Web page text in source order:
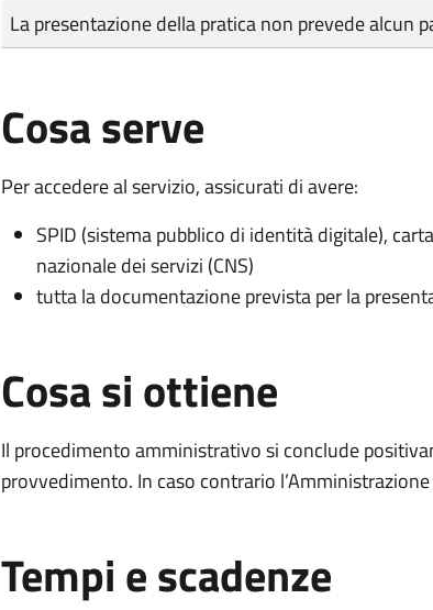
Tipo di pagamento
Importo
La presentazione della pratica non prevede alcun
Cosa serve
Per accedere al servizio, assicurati di avere:
SPID (sistema pubblico di identità digitale),
nazionale dei servizi (CNS)
tutta la documentazione prevista per la
Cosa si ottiene
Il procedimento amministrativo si conclude
provvedimento. In caso contrario
Tempi e scadenze